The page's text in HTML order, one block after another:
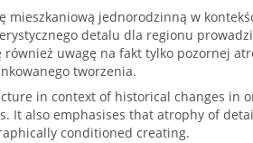
jednorodzinną w
detalu dla regionu
uwagę na fakt tylko pozornej
tworzenia.
in context of historical changes in
It also emphasises that atrophy of
conditioned creating.